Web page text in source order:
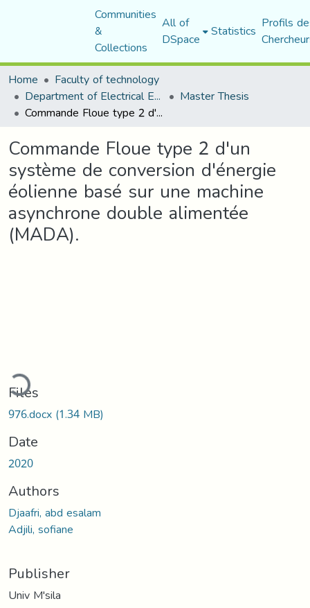
Communities
&
Collections
All of
DSpace Statistics Profils
Home
Faculty of technology
Department of Electrical Engineering Master Thesis
Commande Floue type 2 d'un système de conversion d'énergie éolienne basé sur une machine asynchrone double alimentée (MADA).
Commande Floue type 2 d'un
système de conversion d'énergie
éolienne basé sur une machine
asynchrone double alimentée
(MADA).
Files
976.docx(1.34 MB)
Date
2020
Authors
Djaafri, abd esalam
Adjili, sofiane
Publisher
Univ M'sila